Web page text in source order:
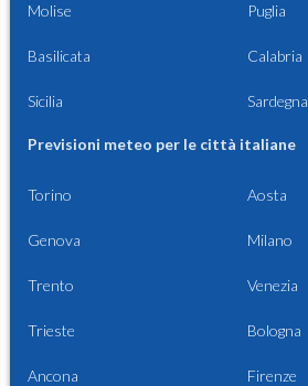
Molise Puglia
Basilicata Calabria
Sicilia Sardegna
Previsioni meteo per le città italiane
Torino Aosta
Genova Milano
Trento Venezia
Trieste Bologna
Ancona Firenze